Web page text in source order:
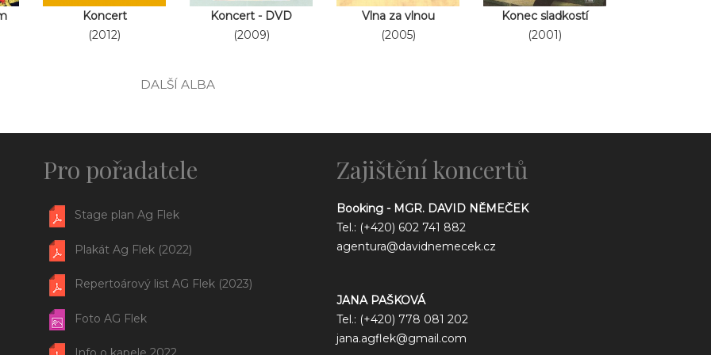
Koncert
(2012)
Koncert - DVD
(2009)
Vlna za vlnou
(2005)
Konec sladkostí
(2001)
DALŠÍ ALBA
Pro pořadatele
Stage plan Ag Flek
Plakát Ag Flek (2022)
Repertoárový list AG Flek (2023)
Foto AG Flek
Zajištění koncertů
Booking - MGR. DAVID NĚMEČEK
Tel.: (+420) 602 741 882
agentura@davidnemecek.cz
JANA PAŠKOVÁ
Tel.: (+420) 778 081 202
jana.agflek@gmail.com